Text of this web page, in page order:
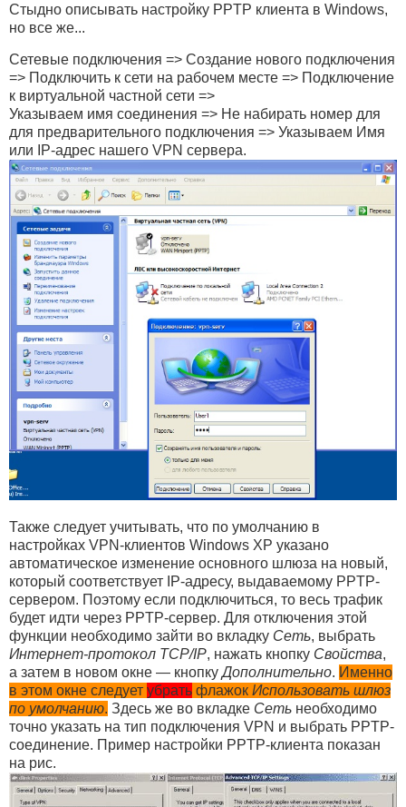
Стыдно описывать настройку PPTP клиента в Windows,
но все же...
Сетевые подключения => Создание нового подключения
=> Подключить к сети на рабочем месте => Подключение
к виртуальной частной сети =>
Указываем имя соединения => Не набирать номер для
для предварительного подключения => Указываем Имя
или IP-адрес нашего VPN сервера.
Также следует учитывать, что по умолчанию в
настройках VPN-клиентов Windows XP указано
автоматическое изменение основного шлюза на новый,
который соответствует IP-адресу, выдаваемому PPTP-
сервером. Поэтому если подключиться, то весь трафик
будет идти через PPTP-сервер. Для отключения этой
функции необходимо зайти во вкладку Сеть, выбрать
Интернет-протокол TCP/IP, нажать кнопку Свойства,
а затем в новом окне — кнопкуДополнительно. Именно
в этом окне следует убрать флажок Использовать шлюз
по умолчанию. Здесь же во вкладке Сеть необходимо
точно указать на тип подключения VPN и выбрать PPTP-
соединение. Пример настройки PPTP-клиента показан
на рис.